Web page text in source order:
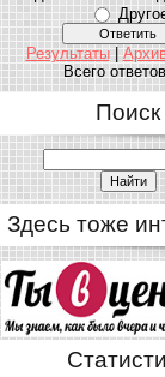
Результаты|
Всего
Поиск
Здесь тоже